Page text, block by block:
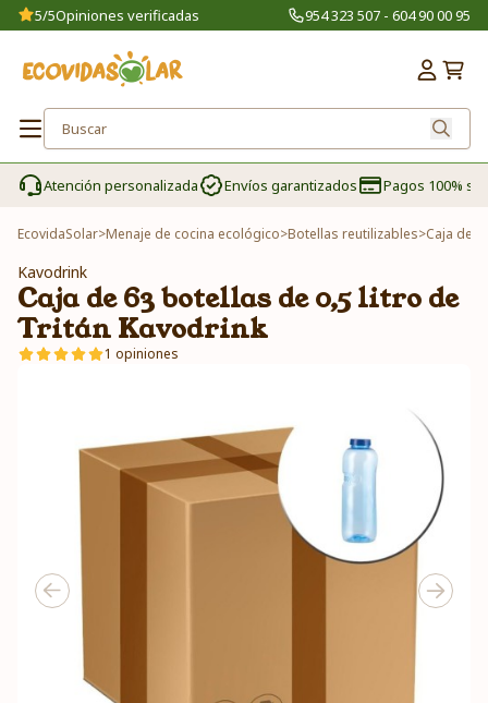
5/5Opiniones verificadas 954 323 507 - 604 90 00 95
Atención personalizada Envíos garantizados Pagos 100%
EcovidaSolar>Menaje de cocina ecológico>Botellas reutilizables>Caja de
Kavodrink
Caja de 63 botellas de 0,5 litro de
Tritán Kavodrink
1 opiniones